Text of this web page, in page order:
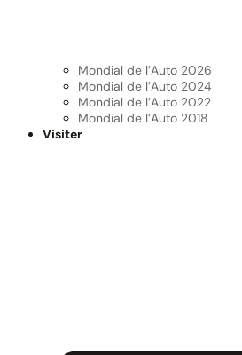
Mondial de l’Auto 2026
Mondial de l’Auto 2024
Mondial de l’Auto 2022
Mondial de l’Auto 2018
Visiter